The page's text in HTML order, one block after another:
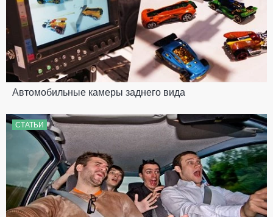
Автомобильные камеры заднего вида
СТАТЬИ